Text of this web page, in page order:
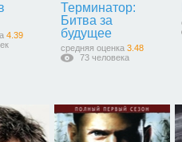
4.39
Терминатор:
Битва за
будущее
средняя оценка 3.48
73 человека